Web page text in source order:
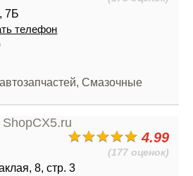
7Б
телефон
Смазочные
4.99
(177 оценок)
8, стр. 3